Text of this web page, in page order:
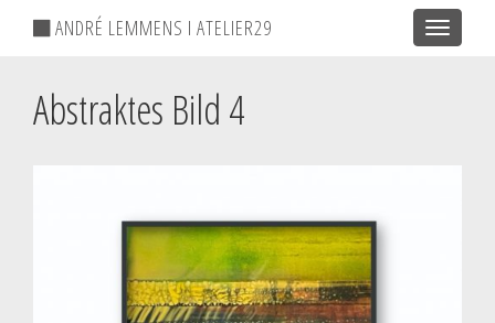
Toggle
ANDRÉ LEMMENS I ATELIER29
Abstraktes Bild 4